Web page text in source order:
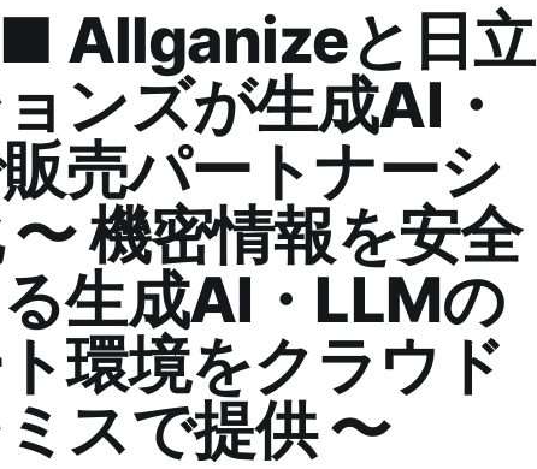
Allganizeと日立
ンズが生成AI・
売パートナーシ
機密情報を安全
生成AI・LLMの
環境をクラウド
スで提供 〜